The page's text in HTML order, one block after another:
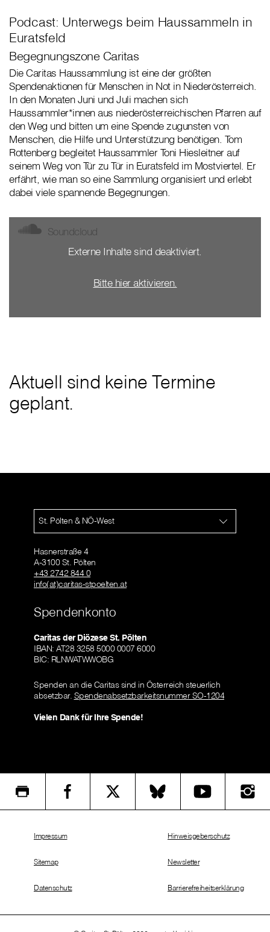
Podcast: Unterwegs beim Haussammeln in
Euratsfeld
Begegnungszone Caritas
Die Caritas Haussammlung ist eine der größten
Spendenaktionen für Menschen in Not in Niederösterreich.
In den Monaten Juni und Juli machen sich
Haussammler*innen aus niederösterreichischen Pfarren auf
den Weg und bitten um eine Spende zugunsten von
Menschen, die Hilfe und Unterstützung benötigen. Tom
Rottenberg begleitet Haussammler Toni Hiesleitner auf
seinem Weg von Tür zu Tür in Euratsfeld im Mostviertel. Er
erfährt, wie man so eine Sammlung organisiert und erlebt
dabei viele spannende Begegnungen.
Soundcloud
Externe Inhalte sind deaktiviert.
Bitte hier aktivieren.
Aktuell sind keine Termine
geplant.
St. Pölten & NÖ-West
Hasnerstraße 4
A-3100 St. Pölten
+43 2742 844 0
info(at)caritas-stpoelten.at
Spendenkonto
Caritas der Diözese St. Pölten
IBAN: AT28 3258 5000 0007 6000
BIC: RLNWATWWOBG
Spenden an die Caritas sind in Österreich steuerlich
absetzbar. Spendenabsetzbarkeitsnummer SO-1204
Vielen Dank für Ihre Spende!
Impressum
Sitemap
Datenschutz
Hinweisgeberschutz
Newsletter
Barrierefreiheitserklärung